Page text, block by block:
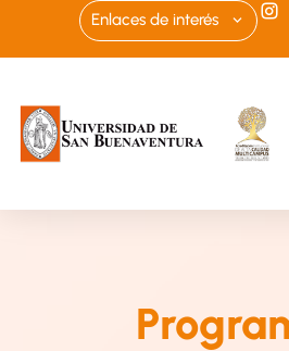
Enlaces de interés